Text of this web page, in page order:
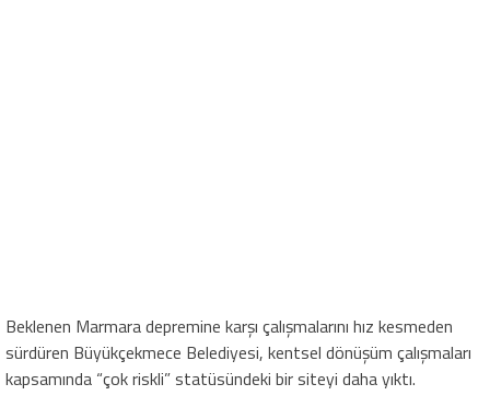
Beklenen Marmara depremine karşı çalışmalarını hız kesmeden
sürdüren Büyükçekmece Belediyesi, kentsel dönüşüm çalışmaları
kapsamında “çok riskli” statüsündeki bir siteyi daha yıktı.